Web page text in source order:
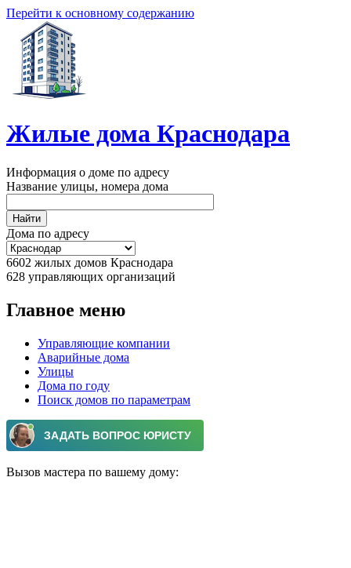
Перейти к основному содержанию
Жилые дома Краснодара
Информация о доме по адресу
Название улицы, номера дома
Дома по адресу
6602 жилых домов Краснодара
628 управляющих организаций
Главное меню
Управляющие компании
Аварийные дома
Улицы
Дома по году
Поиск домов по параметрам
Вызов мастера по вашему дому: